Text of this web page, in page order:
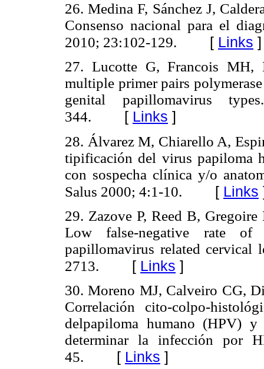
26. Medina F, Sánchez J,
Consenso nacional para el
2010; 23:102-129. [ Links ]
27. Lucotte G, Francois
multiple primer pairs
genital papillomavirus
344. [ Links ]
28. Álvarez M, Chiarello A,
tipificación del virus papiloma
con sospecha clínica y/o
Salus 2000; 4:1-10. [ Links
29. Zazove P, Reed B,
Low false-negative rate of
papillomavirus related
2713. [ Links ]
30. Moreno MJ, Calveiro CG,
Correlación cito-colpo-
delpapiloma humano (HPV)
determinar la infección por
45. [ Links ]